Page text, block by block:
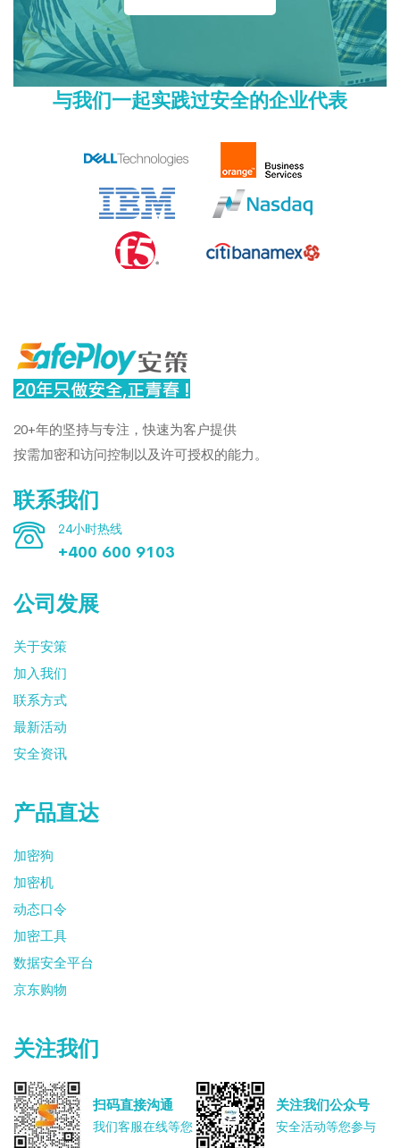
与我们一起实践过安全的企业代表
20+年的坚持与专注，快速为客户提供
按需加密和访问控制以及许可授权的能力。
联系我们
24小时热线
+400 600 9103
公司发展
关于安策
加入我们
联系方式
最新活动
安全资讯
产品直达
加密狗
加密机
动态口令
加密工具
数据安全平台
京东购物
关注我们
扫码直接沟通
我们客服在线等您
关注我们公众号
安全活动等您参与